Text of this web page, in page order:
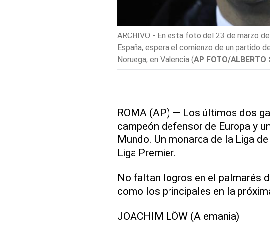
ARCHIVO - En esta foto del 23 de marzo
España, espera el comienzo de un partido
Noruega, en Valencia (AP FOTO/ALBERTO
ROMA (AP) — Los últimos dos
campeón defensor de Europa y
Mundo. Un monarca de la Liga
Liga Premier.
No faltan logros en el palmarés
como los principales en la
JOACHIM LÖW (Alemania)